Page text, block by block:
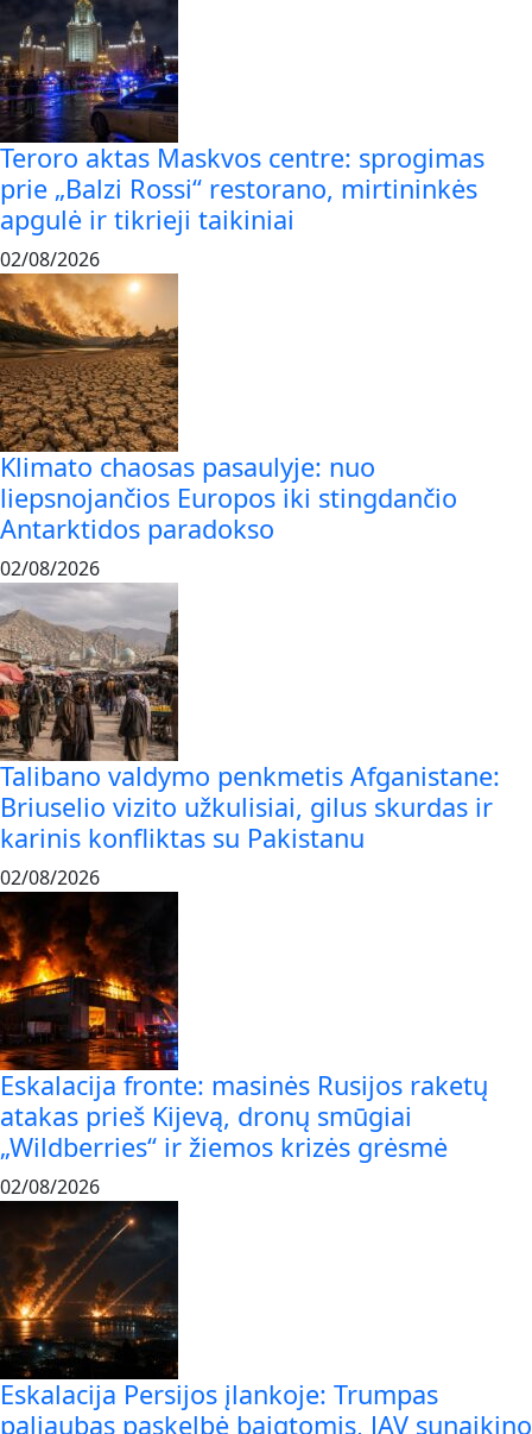
Teroro aktas Maskvos centre: sprogimas
prie „Balzi Rossi“ restorano, mirtininkės
apgulė ir tikrieji taikiniai
02/08/2026
Klimato chaosas pasaulyje: nuo
liepsnojančios Europos iki stingdančio
Antarktidos paradokso
02/08/2026
Talibano valdymo penkmetis Afganistane:
Briuselio vizito užkulisiai, gilus skurdas ir
karinis konfliktas su Pakistanu
02/08/2026
Eskalacija fronte: masinės Rusijos raketų
atakas prieš Kijevą, dronų smūgiai
„Wildberries“ ir žiemos krizės grėsmė
02/08/2026
Eskalacija Persijos įlankoje: Trumpas
paliaubas paskelbė baigtomis, JAV sunaikino